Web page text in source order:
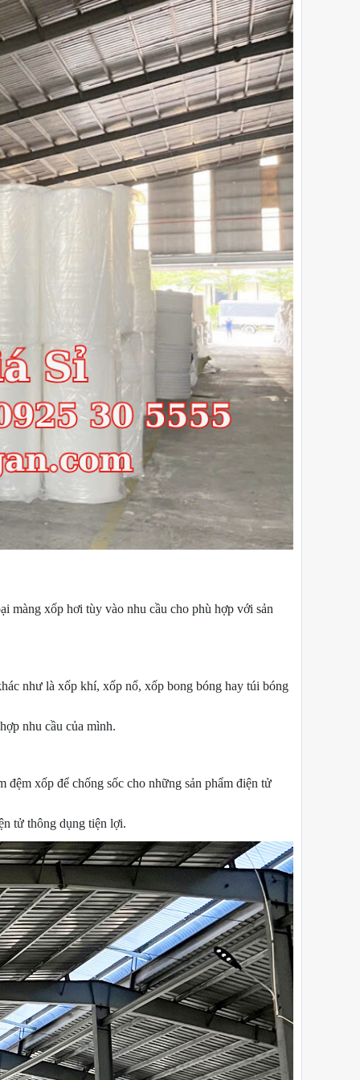
màng xốp hơi tùy vào nhu cầu cho phù hợp với sản
như là xốp khí, xốp nổ, xốp bong bóng hay túi bóng
nhu cầu của mình.
xốp để chống sốc cho những sản phẩm điện tử
tử thông dụng tiện lợi.